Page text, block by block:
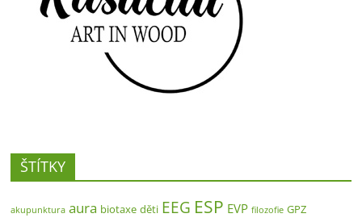
ŠTÍTKY
akupunktura aura biotaxe děti EEG ESP EVP filozofie GPZ